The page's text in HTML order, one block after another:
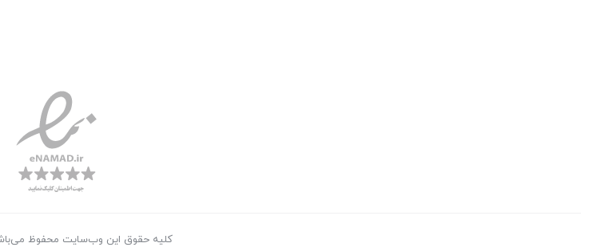
کلیه حقوق این وب‌سایت محفوظ می‌باشد. 2000-